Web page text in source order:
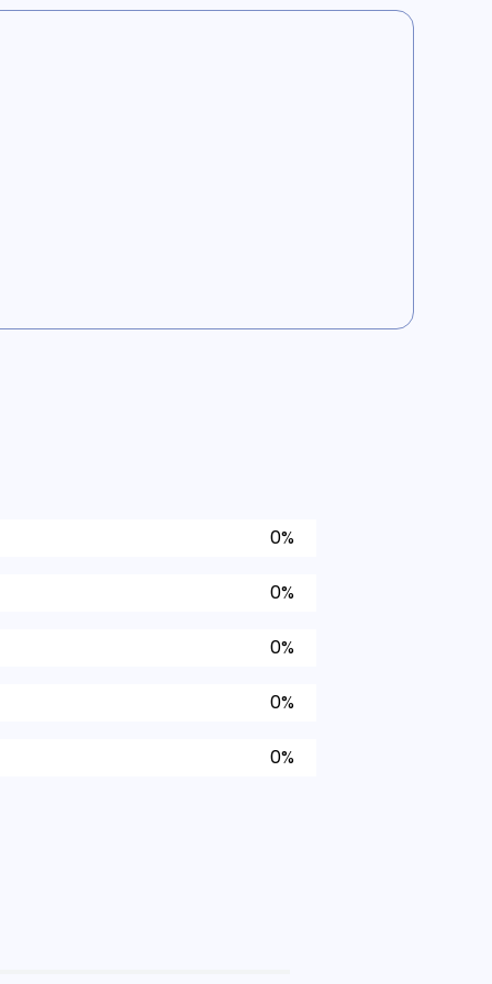
0%
0%
0%
0%
0%